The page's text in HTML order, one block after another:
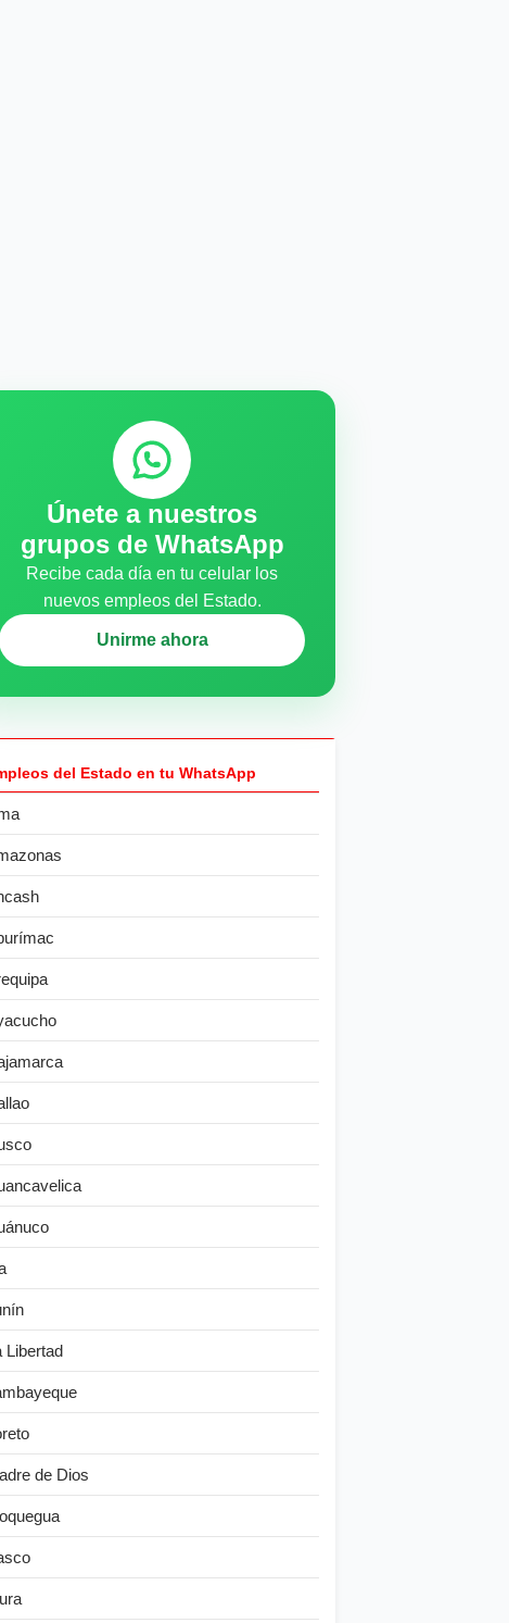
Únete a nuestros
grupos de WhatsApp
Recibe cada día en tu celular los
nuevos empleos del Estado.
Unirme ahora
del Estado en tu WhatsApp
Libertad
de Dios